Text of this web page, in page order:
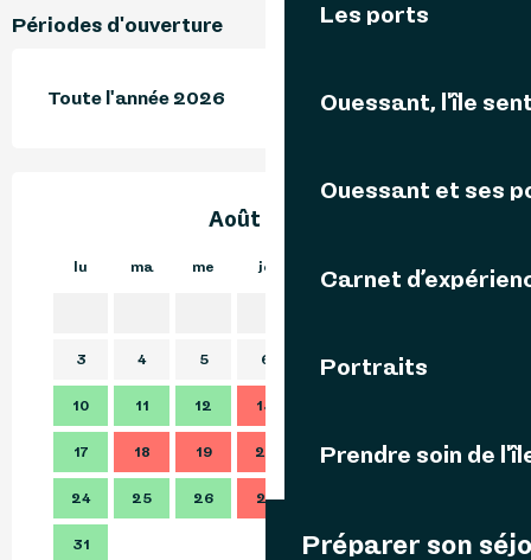
Les ports
Ouessant, l'île
Ouessant et ses
Carnet
Portraits
Prendre soin de
Préparer son
Périodes d'ouverture
Toute l'année 2026
Août 2026
lu ma me je
3 4 5 6 7
10 11 12 13
17 18 19 20 21 22 23
24 25 26 27
31
21